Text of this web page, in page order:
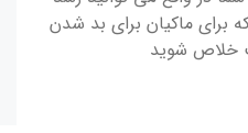
برای ماکیان برای بد شدن
خلاص شوید